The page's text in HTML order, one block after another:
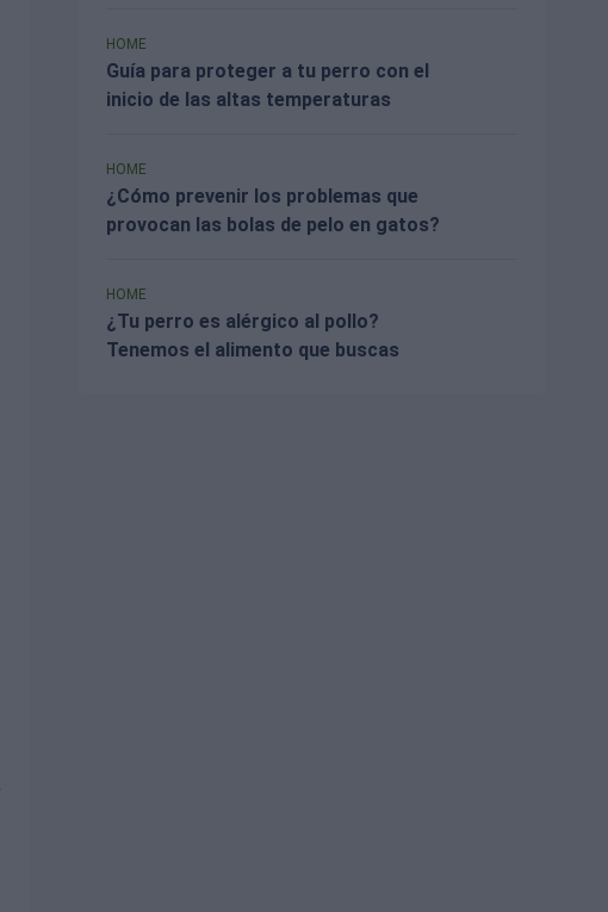
HOME
Guía para proteger a tu perro con el
inicio de las altas temperaturas
HOME
¿Cómo prevenir los problemas que
provocan las bolas de pelo en gatos?
HOME
¿Tu perro es alérgico al pollo?
Tenemos el alimento que buscas